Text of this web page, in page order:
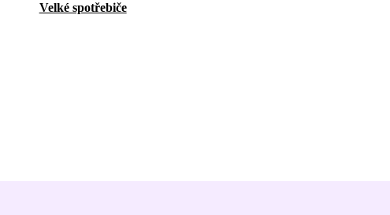
Velké spotřebiče